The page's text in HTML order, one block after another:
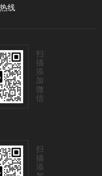
线
扫
描
添
加
微
信
扫
描
添